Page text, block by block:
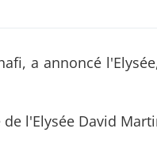
a annoncé
l'Elysée David